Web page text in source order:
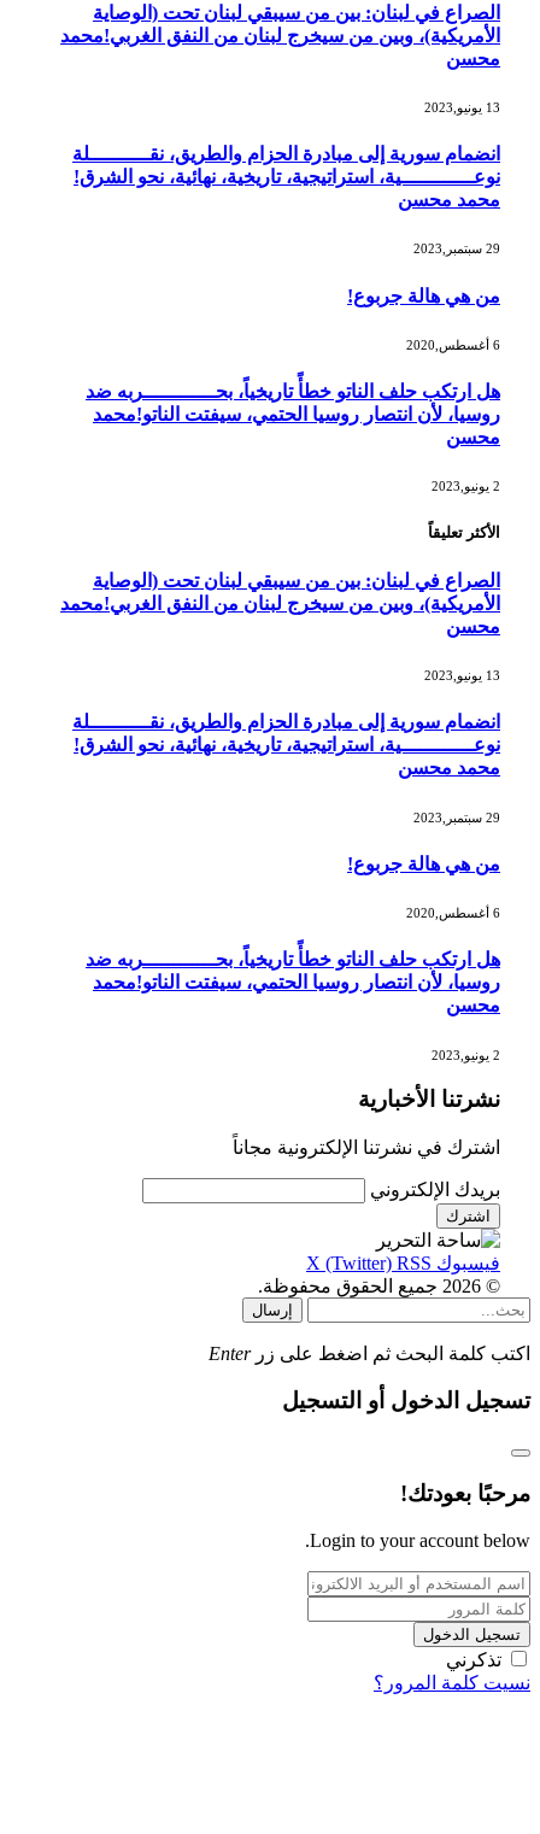
الصراع في لبنان: بين من سيبقي لبنان تحت (الوصاية
الأمريكية)، وبين من سيخرج لبنان من النفق الغربي!محمد
محسن
13 يونيو,2023
انضمام سورية إلى مبادرة الحزام والطريق، نقــــــــــلة
نوعــــــــــــية، استراتيجية، تاريخية، نهائية، نحو الشرق!
محمد محسن
29 سبتمبر,2023
من هي هالة جربوع!
هل ارتكب حلف الناتو خطأً تاريخياً، بحــــــــــــربه ضد
روسيا، لأن انتصار روسيا الحتمي، سيفتت الناتو!محمد
محسن
الأكثر تعليقاً
الصراع في لبنان: بين من سيبقي لبنان تحت (الوصاية
الأمريكية)، وبين من سيخرج لبنان من النفق الغربي!محمد
محسن
13 يونيو,2023
انضمام سورية إلى مبادرة الحزام والطريق، نقــــــــــلة
نوعــــــــــــية، استراتيجية، تاريخية، نهائية، نحو الشرق!
محمد محسن
29 سبتمبر,2023
من هي هالة جربوع!
هل ارتكب حلف الناتو خطأً تاريخياً، بحــــــــــــربه ضد
روسيا، لأن انتصار روسيا الحتمي، سيفتت الناتو!محمد
محسن
نشرتنا الأخبارية
اشترك في نشرتنا الإلكترونية مجاناً
بريدك الإلكتروني
فيسبوك X (Twitter) RSS
© 2026 جميع الحقوق محفوظة.
إرسال
اكتب كلمة البحث ثم اضغط على زر Enter
تسجيل الدخول أو التسجيل
مرحبًا بعودتك!
Login to your account below.
تسجيل الدخول
تذكرني
نسيت كلمة المرور؟